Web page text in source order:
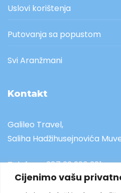
Cijenimo vašu
Uslovi korištenja
Putovanja sa popustom
Svi Aranžmani
Kontakt
Galileo Travel,
Saliha Hadžihusejnovića
Telefon:+ 387 33 220 381